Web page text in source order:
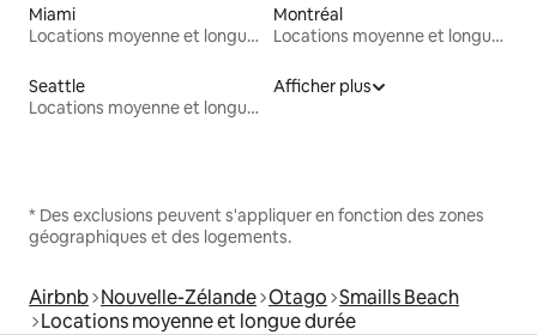
Miami
Locations moyenne et longue durée
Montréal
Locations moyenne et longue durée
Seattle
Locations moyenne et longue durée
Afficher plus
* Des exclusions peuvent s'appliquer en fonction des zones
géographiques et des logements.
Airbnb Nouvelle-Zélande Otago Smaills Beach
Locations moyenne et longue durée